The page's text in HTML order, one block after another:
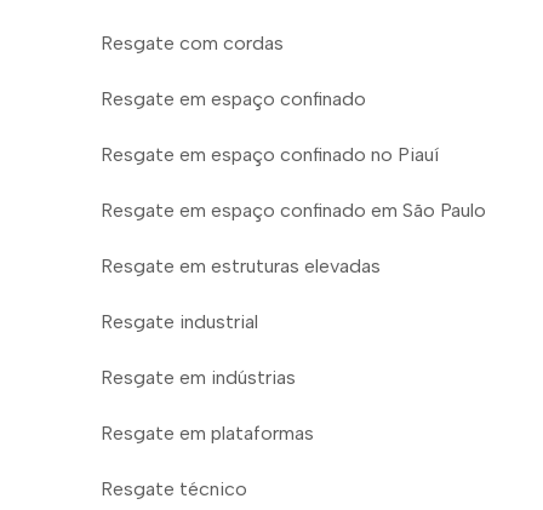
Resgate com cordas
Resgate em espaço confinado
Resgate em espaço confinado no Piauí
Resgate em espaço confinado em São Paulo
Resgate em estruturas elevadas
Resgate industrial
Resgate em indústrias
Resgate em plataformas
Resgate técnico